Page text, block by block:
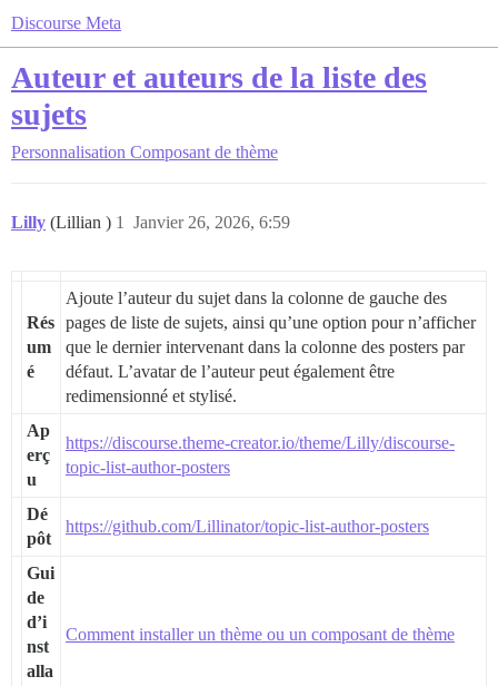
Discourse Meta
Auteur et auteurs de la liste des
sujets
Personnalisation Composant de thème
Lilly (Lillian ) Janvier 26, 2026, 6:59
1
Rés
um
é
Ajoute l’auteur du sujet dans la colonne de gauche des
pages de liste de sujets, ainsi qu’une option pour n’afficher
que le dernier intervenant dans la colonne des posters par
défaut. L’avatar de l’auteur peut également être
redimensionné et stylisé.
Ap
erç
u
https://discourse.theme-creator.io/theme/Lilly/discourse-
topic-list-author-posters
Dé
pôt
https://github.com/Lillinator/topic-list-author-posters
Gui
de
d’i
nst
alla
Comment installer un thème ou un composant de thème